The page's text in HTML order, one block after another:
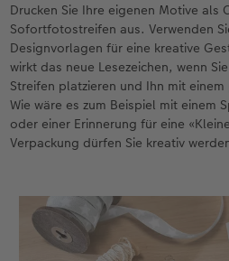
Kundenbeispiele
Coffeetable
CEWE
Zubehör
Hartschaum
Mehrteiler
Wandgestaltung
Zubehör
Geschenkidee
CEWE
Foto-
Neuheiten
Drucken Sie Ihre eigenen Motive als
Sofortfotostreifen aus. Verwenden
Designvorlagen für eine kreative
wirkt das neue Lesezeichen, wenn
Streifen platzieren und Ihn mit
Wie wäre es zum Beispiel mit einem
oder einer Erinnerung für eine
Verpackung dürfen Sie kreativ